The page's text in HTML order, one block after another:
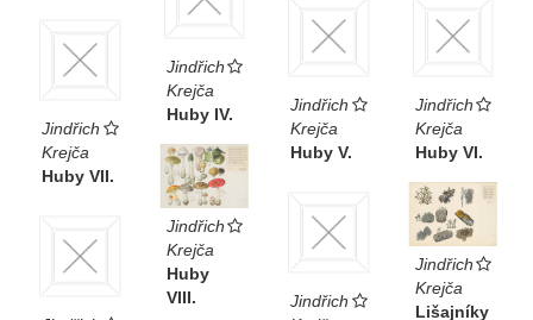
Jindřich
Krejča
Huby IV.
Jindřich
Krejča
Huby V.
Jindřich
Krejča
Huby VI.
Jindřich
Krejča
Huby VII.
Jindřich
Krejča
Huby
VIII.
Jindřich
Jindřich
Krejča
Lišajníky